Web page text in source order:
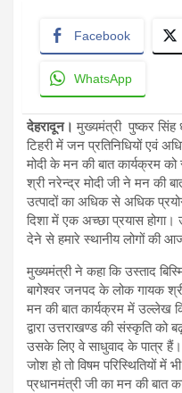
Facebook
WhatsApp
देहरादून। मुख्यमंत्री पुष्कर सिंह
टिहरी में जन प्रतिनिधियों एवं
मोदी के मन की बात कार्यक्रम
श्री नरेन्द्र मोदी जी ने मन की
उत्पादों का अधिक से अधिक
दिशा में एक अच्छा प्रयास होगा।
देने से हमारे स्थानीय लोगों की
मुख्यमंत्री ने कहा कि उस्ताद
बागेश्वर जनपद के लोक गायक
मन की बात कार्यक्रम में उल्लेख
द्वारा उत्तराखण्ड की संस्कृति को
उसके लिए वे साधुवाद के पात्र
जोश हो तो विषम परिस्थितियों
प्रधानमंत्री जी का मन की बात